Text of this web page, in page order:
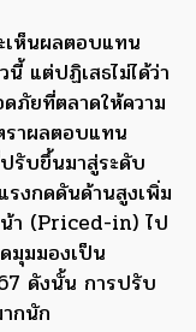
ห็นผลตอบแทน
แต่ปฏิเสธไม่ได้ว่า
ภัยที่ตลาดให้ความ
ราผลตอบแทน
บขึ้นมาสู่ระดับ
รงกดดันด้านสูงเพิ่ม
า (Priced-in) ไป
มุมมองเป็น
ดังนั้น การปรับ
กนัก